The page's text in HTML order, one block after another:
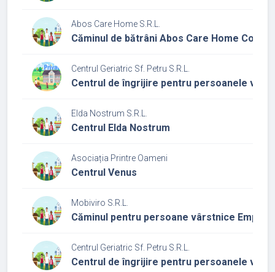
Abos Care Home S.R.L.
Căminul de bătrâni Abos Care Home
Centrul Geriatric Sf. Petru S.R.L.
Centrul de îngrijire pentru persoanele
Elda Nostrum S.R.L.
Centrul Elda Nostrum
Asociația Printre Oameni
Centrul Venus
Mobiviro S.R.L.
Căminul pentru persoane vârstnice
Centrul Geriatric Sf. Petru S.R.L.
Centrul de îngrijire pentru persoanele